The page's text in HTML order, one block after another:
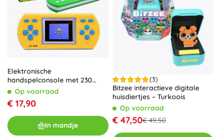
Elektronische
handspelconsole met 230
spellen
Op voorraad
€ 17,90
In mandje
(3)
Bitzee interactieve digitale
huisdiertjes – Turkoois
Op voorraad
€ 47,50€ 49,50